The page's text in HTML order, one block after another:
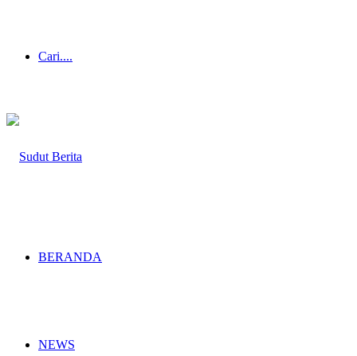
Cari....
BERANDA
NEWS